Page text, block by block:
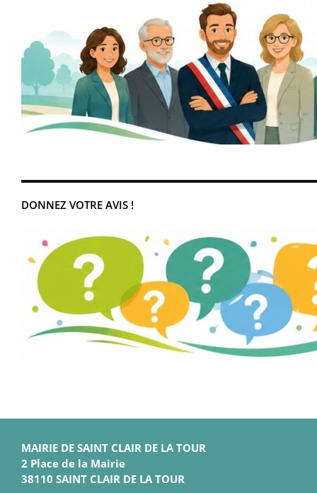
DONNEZ VOTRE AVIS !
MAIRIE DE SAINT CLAIR DE LA TOUR
2 Place de la Mairie
38110 SAINT CLAIR DE LA TOUR